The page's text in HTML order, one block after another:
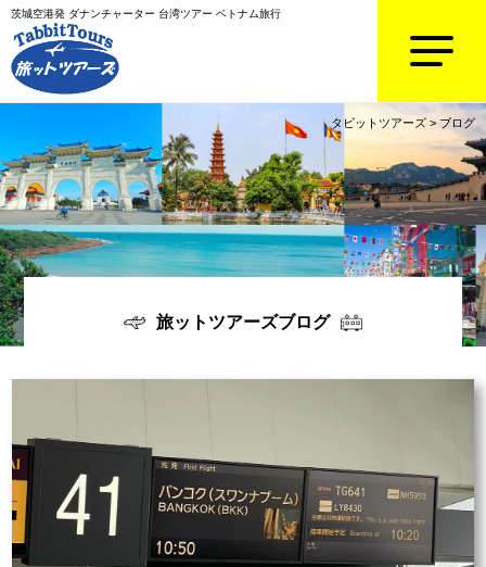
茨城空港発 ダナンチャーター 台湾ツアー ベトナム旅行
旅ットツアーズブログ
タビットツアーズ > ブログ